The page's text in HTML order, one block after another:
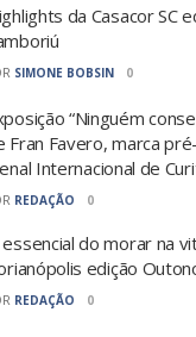
da Casacor SC
SIMONE BOBSIN 0
“Ninguém
Fran Favero, marca
Internacional de
REDAÇÃO 0
do morar na
edição
REDAÇÃO 0